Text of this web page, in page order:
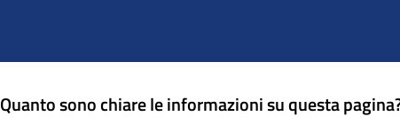
Quanto sono chiare le informazioni su questa